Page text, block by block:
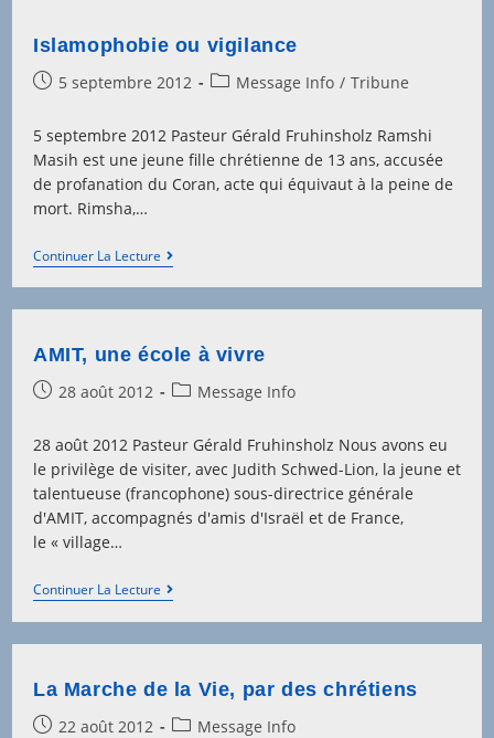
Islamophobie ou vigilance
Post5 septembre 2012
PostMessage Info / Tribune
5 septembre 2012 Pasteur Gérald Fruhinsholz Ramshi
Masih est une jeune fille chrétienne de 13 ans, accusée
de profanation du Coran, acte qui équivaut à la peine de
mort. Rimsha,…
Continuer La LectureIslamophobie
Ou
Vigilance
AMIT, une école à vivre
Post28 août 2012
PostMessage Info
28 août 2012 Pasteur Gérald Fruhinsholz Nous avons eu
le privilège de visiter, avec Judith Schwed-Lion, la jeune et
talentueuse (francophone) sous-directrice générale
d'AMIT, accompagnés d'amis d'Israël et de France,
le « village…
Continuer La LectureAMIT,
Une
École
À
La Marche de la Vie, par des chrétiens
Post22 août 2012
PostMessage Info